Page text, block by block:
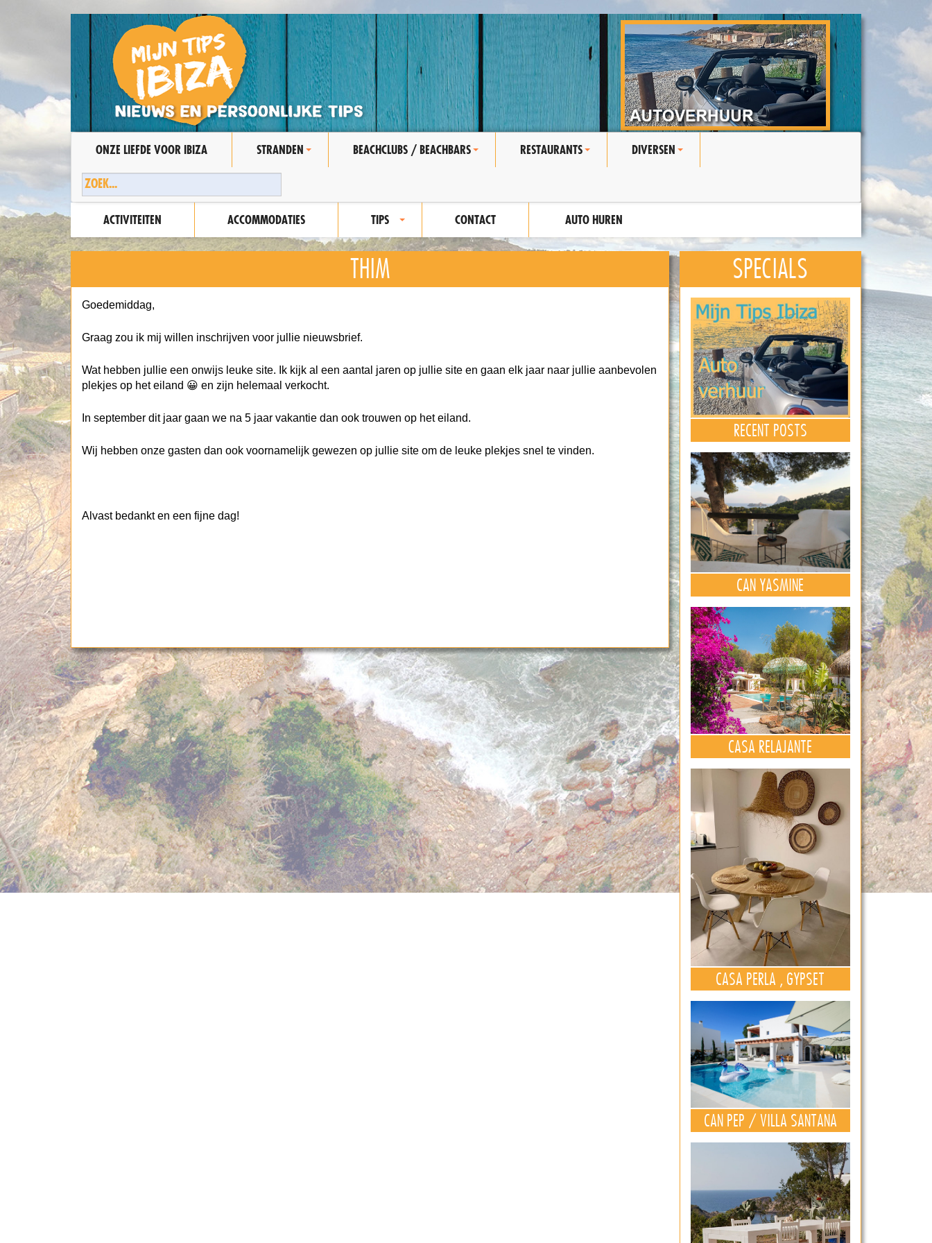
ONZE LIEFDE VOOR IBIZA STRANDEN BEACHCLUBS / BEACHBARS RESTAURANTS DIVERSEN
ACTIVITEITEN ACCOMMODATIES TIPS CONTACT AUTO HUREN
THIM
Goedemiddag,
Graag zou ik mij willen inschrijven voor jullie nieuwsbrief.
Wat hebben jullie een onwijs leuke site. Ik kijk al een aantal jaren op jullie site en gaan elk jaar naar jullie aanbevolen
plekjes op het eiland 😀 en zijn helemaal verkocht.
In september dit jaar gaan we na 5 jaar vakantie dan ook trouwen op het eiland.
Wij hebben onze gasten dan ook voornamelijk gewezen op jullie site om de leuke plekjes snel te vinden.
Alvast bedankt en een fijne dag!
SPECIALS
RECENT POSTS
CAN YASMINE
CASA RELAJANTE
CASA PERLA , GYPSET
CAN PEP / VILLA SANTANA